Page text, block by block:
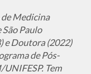
Medicina
Paulo
e Doutora (2022)
de Pós-
Tem